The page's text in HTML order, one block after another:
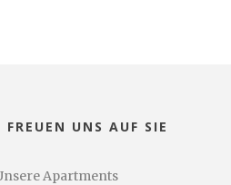
FREUEN UNS AUF SIE
Apartments